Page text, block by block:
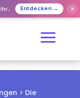
Entdecken → ✕
> Die